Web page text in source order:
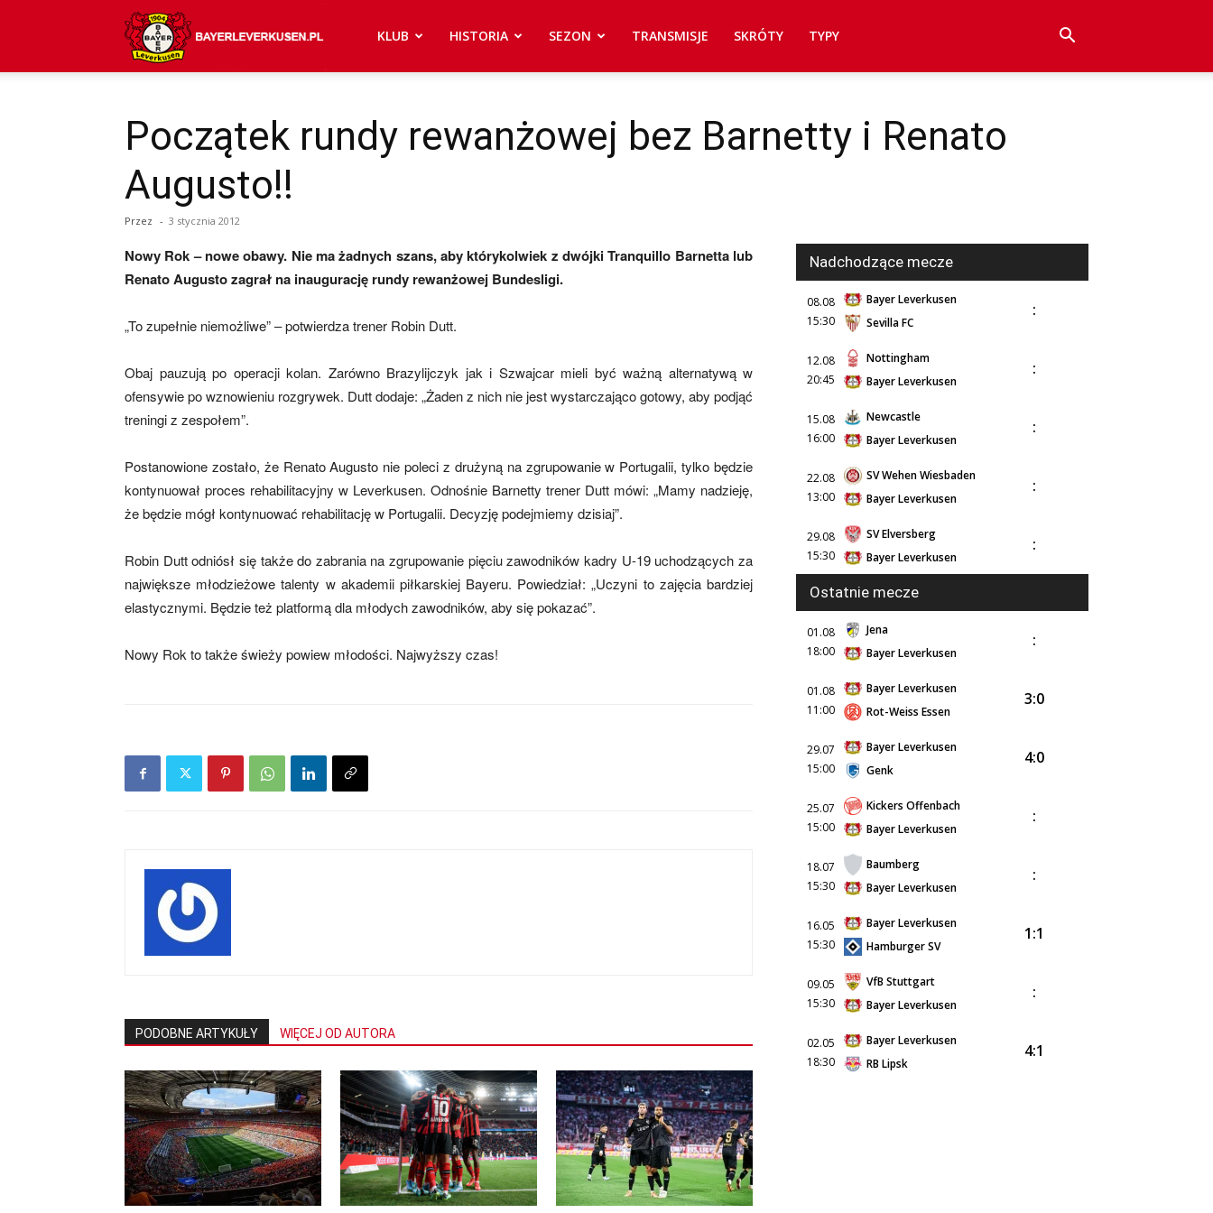
–
aktualności
(transfery,
mecze,
KLUB HISTORIA SEZON TRANSMISJE SKRÓTY TYPY
Początek rundy rewanżowej bez Barnetty i Renato
Augusto!!
Przez - 3 stycznia 2012
Nowy Rok – nowe obawy. Nie ma żadnych szans, aby którykolwiek z dwójki Tranquillo Barnetta lub
Renato Augusto zagrał na inaugurację rundy rewanżowej Bundesligi.
„To zupełnie niemożliwe” – potwierdza trener Robin Dutt.
Obaj pauzują po operacji kolan. Zarówno Brazylijczyk jak i Szwajcar mieli być ważną alternatywą w
ofensywie po wznowieniu rozgrywek. Dutt dodaje: „Żaden z nich nie jest wystarczająco gotowy, aby podjąć
treningi z zespołem”.
Postanowione zostało, że Renato Augusto nie poleci z drużyną na zgrupowanie w Portugalii, tylko będzie
kontynuował proces rehabilitacyjny w Leverkusen. Odnośnie Barnetty trener Dutt mówi: „Mamy nadzieję,
że będzie mógł kontynuować rehabilitację w Portugalii. Decyzję podejmiemy dzisiaj”.
Robin Dutt odniósł się także do zabrania na zgrupowanie pięciu zawodników kadry U-19 uchodzących za
największe młodzieżowe talenty w akademii piłkarskiej Bayeru. Powiedział: „Uczyni to zajęcia bardziej
elastycznymi. Będzie też platformą dla młodych zawodników, aby się pokazać”.
Nowy Rok to także świeży powiew młodości. Najwyższy czas!
PODOBNE ARTYKUŁY WIĘCEJ OD AUTORA
Nadchodzące mecze
08.08
15:30
Bayer Leverkusen
Sevilla FC
:
12.08
20:45
Nottingham
Bayer Leverkusen
:
15.08
16:00
Newcastle
Bayer Leverkusen
:
22.08
13:00
SV Wehen Wiesbaden
Bayer Leverkusen
:
29.08
15:30
SV Elversberg
Bayer Leverkusen
:
Ostatnie mecze
01.08
18:00
Jena
Bayer Leverkusen
:
01.08
11:00
Bayer Leverkusen
Rot-Weiss Essen
3:0
29.07
15:00
Bayer Leverkusen
Genk
4:0
25.07
15:00
Kickers Offenbach
Bayer Leverkusen
:
18.07
15:30
Baumberg
Bayer Leverkusen
:
16.05
15:30
Bayer Leverkusen
Hamburger SV
1:1
09.05
15:30
VfB Stuttgart
Bayer Leverkusen
:
02.05
18:30
Bayer Leverkusen
RB Lipsk
4:1